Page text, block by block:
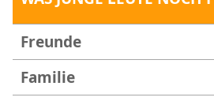
Freunde
Familie